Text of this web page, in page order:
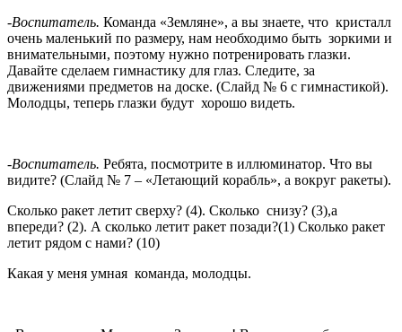
-Воспитатель. Команда «Земляне», а вы знаете, что кристалл
очень маленький по размеру, нам необходимо быть зоркими и
внимательными, поэтому нужно потренировать глазки.
Давайте сделаем гимнастику для глаз. Следите, за
движениями предметов на доске. (Слайд № 6 с гимнастикой).
Молодцы, теперь глазки будут хорошо видеть.
-Воспитатель. Ребята, посмотрите в иллюминатор. Что вы
видите? (Слайд № 7 – «Летающий корабль», а вокруг ракеты).
Сколько ракет летит сверху? (4). Сколько снизу? (3),а
впереди? (2). А сколько летит ракет позади?(1) Сколько ракет
летит рядом с нами? (10)
Какая у меня умная команда, молодцы.